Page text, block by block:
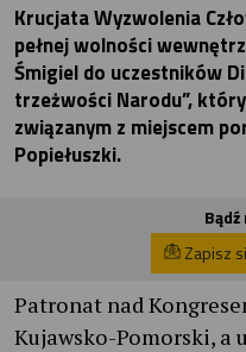
Krucjata Wyzwolenia
pełnej wolności
Śmigiel do uczestników
trzeżwości Narodu”,
związanym z miejscem
Popiełuszki.
Zapisz
Patronat nad
Kujawsko-Pomorski, a